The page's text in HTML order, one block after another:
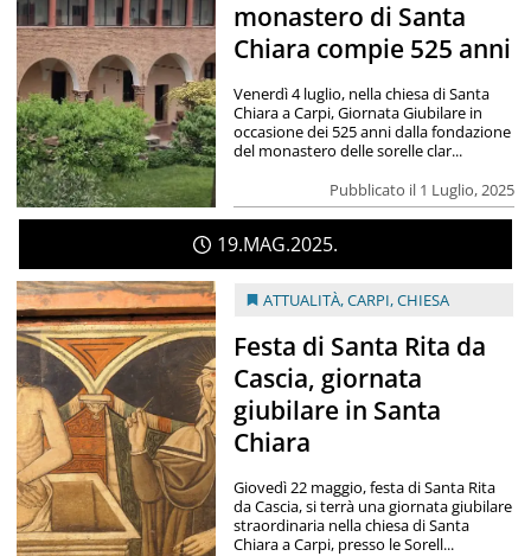
monastero di Santa
Chiara compie 525 anni
Pubblicato il 1 Luglio, 2025
Venerdì 4 luglio, nella chiesa di Santa
Chiara a Carpi, Giornata Giubilare in
occasione dei 525 anni dalla fondazione
del monastero delle sorelle clar...
19 MAG 2025
ATTUALITÀ,CARPI,CHIESA
Festa di Santa Rita da
Cascia, giornata
giubilare in Santa
Chiara
Giovedì 22 maggio, festa di Santa Rita
da Cascia, si terrà una giornata giubilare
straordinaria nella chiesa di Santa
Chiara a Carpi, presso le Sorell...